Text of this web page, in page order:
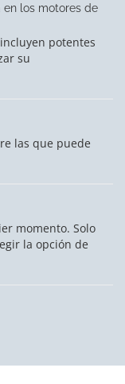
en los motores de
potentes
su
las que puede
momento. Solo
la opción de